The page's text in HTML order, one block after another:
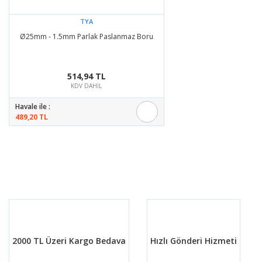
TYA
Ø25mm - 1.5mm Parlak Paslanmaz Boru
514,94 TL
KDV DAHİL
Havale ile :
489,20 TL
2000 TL Üzeri Kargo Bedava Hızlı Gönderi Hizmeti